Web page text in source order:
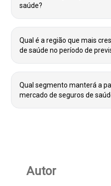
saúde?
Qual é a região que mais
de saúde no período de
Qual segmento manterá a
mercado de seguros de
Autor